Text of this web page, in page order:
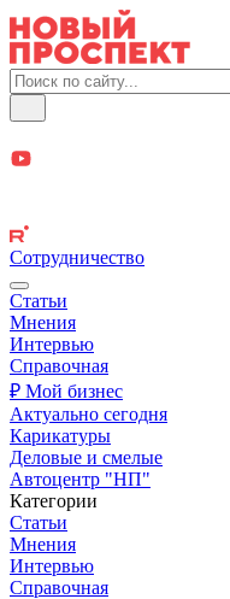
Сотрудничество
Статьи
Мнения
Интервью
Справочная
₽ Мой бизнес
Актуально сегодня
Карикатуры
Деловые и смелые
Автоцентр "НП"
Категории
Статьи
Мнения
Интервью
Справочная